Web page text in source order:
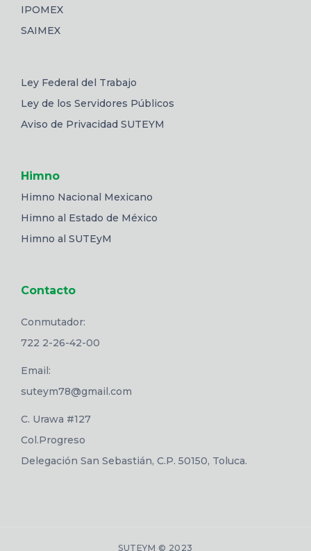
IPOMEX
SAIMEX
Ley Federal del Trabajo
Ley de los Servidores Públicos
Aviso de Privacidad SUTEYM
Himno
Himno Nacional Mexicano
Himno al Estado de México
Himno al SUTEyM
Contacto
Conmutador:
722 2-26-42-00
Email:
suteym78@gmail.com
C. Urawa #127
Col.Progreso
Delegación San Sebastián, C.P. 50150, Toluca.
SUTEYM © 2023